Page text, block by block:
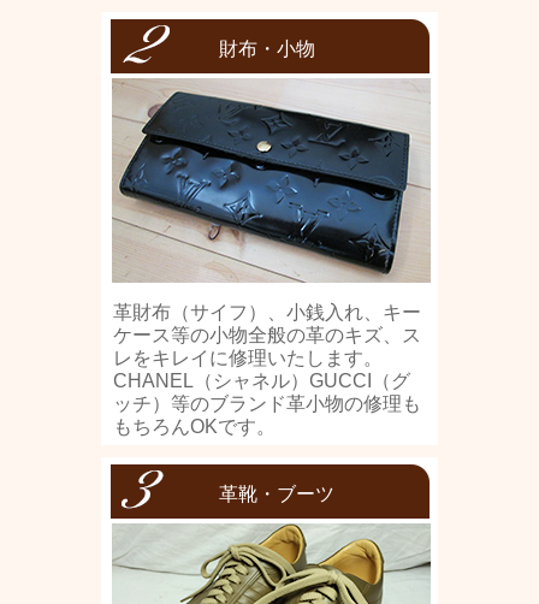
財布・小物
革財布（サイフ）、小銭入れ、キー
ケース等の小物全般の革のキズ、ス
レをキレイに修理いたします。
CHANEL（シャネル）GUCCI（グ
ッチ）等のブランド革小物の修理も
もちろんOKです。
革靴・ブーツ